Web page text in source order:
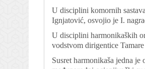
U disciplini komornih
Ignjatović, osvojio je I.
U disciplini harmonikaških
vodstvom dirigentice
Susret harmonikaša jedna